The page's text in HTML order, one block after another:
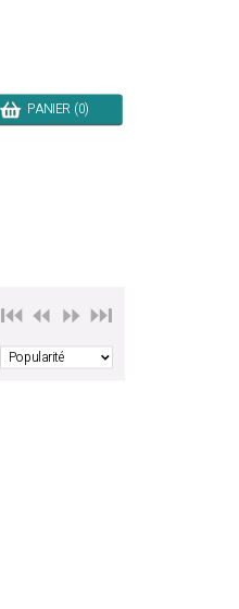
PANIER (0)
⏮️ ⏪ ⏩ ⏭️